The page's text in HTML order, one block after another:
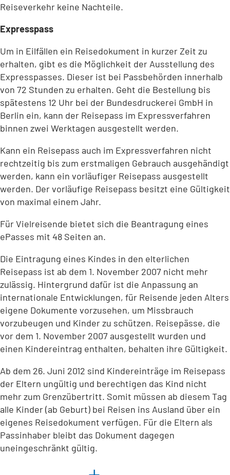
Reiseverkehr keine Nachteile.
Expresspass
Um in Eilfällen ein Reisedokument in kurzer Zeit zu
erhalten, gibt es die Möglichkeit der Ausstellung des
Expresspasses. Dieser ist bei Passbehörden innerhalb
von 72 Stunden zu erhalten. Geht die Bestellung bis
spätestens 12 Uhr bei der Bundesdruckerei GmbH in
Berlin ein, kann der Reisepass im Expressverfahren
binnen zwei Werktagen ausgestellt werden.
Kann ein Reisepass auch im Expressverfahren nicht
rechtzeitig bis zum erstmaligen Gebrauch ausgehändigt
werden, kann ein vorläufiger Reisepass ausgestellt
werden. Der vorläufige Reisepass besitzt eine Gültigkeit
von maximal einem Jahr.
Für Vielreisende bietet sich die Beantragung eines
ePasses mit 48 Seiten an.
Die Eintragung eines Kindes in den elterlichen
Reisepass ist ab dem 1. November 2007 nicht mehr
zulässig. Hintergrund dafür ist die Anpassung an
internationale Entwicklungen, für Reisende jeden Alters
eigene Dokumente vorzusehen, um Missbrauch
vorzubeugen und Kinder zu schützen. Reisepässe, die
vor dem 1. November 2007 ausgestellt wurden und
einen Kindereintrag enthalten, behalten ihre Gültigkeit.
Ab dem 26. Juni 2012 sind Kindereinträge im Reisepass
der Eltern ungültig und berechtigen das Kind nicht
mehr zum Grenzübertritt. Somit müssen ab diesem Tag
alle Kinder (ab Geburt) bei Reisen ins Ausland über ein
eigenes Reisedokument verfügen. Für die Eltern als
Passinhaber bleibt das Dokument dagegen
uneingeschränkt gültig.